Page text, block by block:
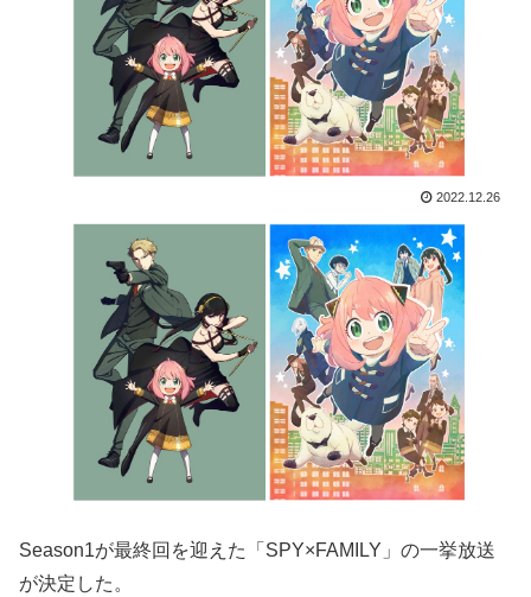
2022.12.26
Season1が最終回を迎えた「SPY×FAMILY」の一挙放送
が決定した。